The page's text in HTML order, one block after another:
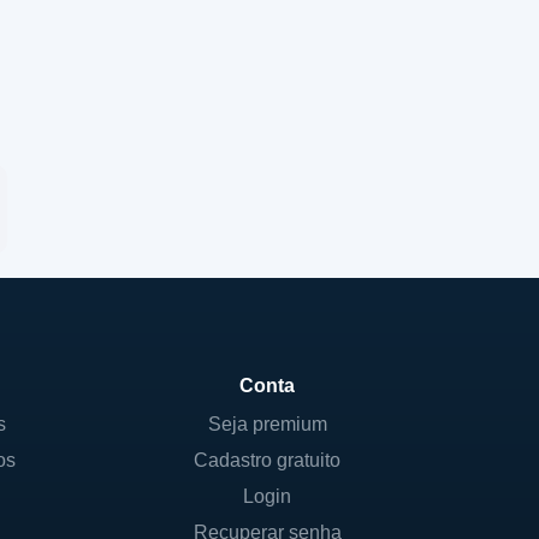
Conta
Seja premium
Cadastro gratuito
Login
Recuperar senha